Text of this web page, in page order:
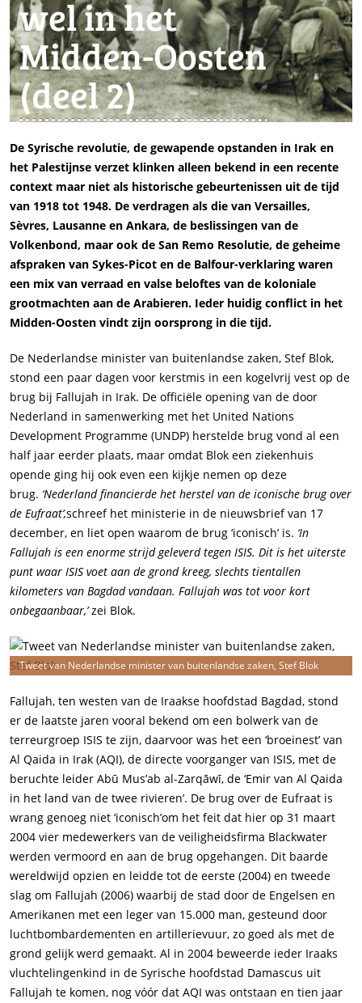
wel in het
Midden-Oosten
(deel 2)
De Syrische revolutie, de gewapende opstanden in Irak en
het Palestijnse verzet klinken alleen bekend in een recente
context maar niet als historische gebeurtenissen uit de tijd
van 1918 tot 1948. De verdragen als die van Versailles,
Sèvres, Lausanne en Ankara, de beslissingen van de
Volkenbond, maar ook de San Remo Resolutie, de geheime
afspraken van Sykes-Picot en de Balfour-verklaring waren
een mix van verraad en valse beloftes van de koloniale
grootmachten aan de Arabieren. Ieder huidig conflict in het
Midden-Oosten vindt zijn oorsprong in die tijd.
De Nederlandse minister van buitenlandse zaken, Stef Blok,
stond een paar dagen voor kerstmis in een kogelvrij vest op de
brug bij Fallujah in Irak. De officiële opening van de door
Nederland in samenwerking met het United Nations
Development Programme (UNDP) herstelde brug vond al een
half jaar eerder plaats, maar omdat Blok een ziekenhuis
opende ging hij ook even een kijkje nemen op deze
brug. ‘Nederland financierde het herstel van de iconische brug over
de Eufraat’,schreef het ministerie in de nieuwsbrief van 17
december, en liet open waarom de brug ‘iconisch’ is. ‘In
Fallujah is een enorme strijd geleverd tegen ISIS. Dit is het uiterste
punt waar ISIS voet aan de grond kreeg, slechts tientallen
kilometers van Bagdad vandaan. Fallujah was tot voor kort
onbegaanbaar,’zei Blok.
Tweet van Nederlandse minister van buitenlandse zaken, Stef Blok
Fallujah, ten westen van de Iraakse hoofdstad Bagdad, stond
er de laatste jaren vooral bekend om een bolwerk van de
terreurgroep ISIS te zijn, daarvoor was het een ‘broeinest’ van
Al Qaida in Irak (AQI), de directe voorganger van ISIS, met de
beruchte leider Abū Mus’ab al-Zarqāwī, de ‘Emir van Al Qaida
in het land van de twee rivieren’. De brug over de Eufraat is
wrang genoeg niet ‘iconisch’om het feit dat hier op 31 maart
2004 vier medewerkers van de veiligheidsfirma Blackwater
werden vermoord en aan de brug opgehangen. Dit baarde
wereldwijd opzien en leidde tot de eerste (2004) en tweede
slag om Fallujah (2006) waarbij de stad door de Engelsen en
Amerikanen met een leger van 15.000 man, gesteund door
luchtbombardementen en artillerievuur, zo goed als met de
grond gelijk werd gemaakt. Al in 2004 beweerde ieder Iraaks
vluchtelingenkind in de Syrische hoofdstad Damascus uit
Fallujah te komen, nog vóór dat AQI was ontstaan en tien jaar